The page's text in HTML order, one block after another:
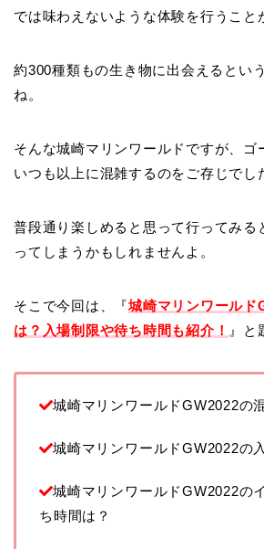
では味わえないような体験を行うこと
約300種類もの生き物に出会えるとい
ね。
そんな城崎マリンワールドですが、ゴ
いつも以上に混雑するのをご存じでし
普段通り楽しめると思って行ってみる
ってしまうかもしれませんよ。
そこで今回は、『城崎マリンワールド
は？入場制限や待ち時間も紹介！ 』と
城崎マリンワールドGW2022の
城崎マリンワールドGW2022の
城崎マリンワールドGW2022の
ち時間は？